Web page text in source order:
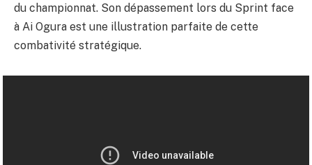
du championnat. Son dépassement lors du Sprint face
à Ai Ogura est une illustration parfaite de cette
combativité stratégique.